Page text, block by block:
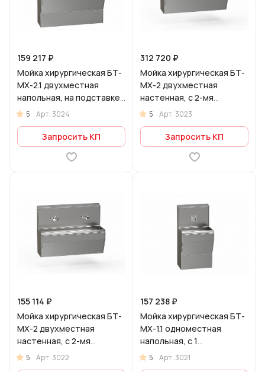
159 217 ₽
Мойка хирургическая БТ-
МХ-2.1 двухместная
напольная, на подставке,
без смесителя
5 Арт.3024
Запросить КП
312 720 ₽
Мойка хирургическая БТ-
МХ-2 двухместная
настенная, с 2-мя
бесконтактными
смесителями
5 Арт.3023
Запросить КП
155 114 ₽
Мойка хирургическая БТ-
МХ-2 двухместная
настенная, с 2-мя
локтевыми смесителями
5 Арт.3022
157 238 ₽
Мойка хирургическая БТ-
МХ-1.1 одноместная
напольная, с 1
бесконтактным
смесителем
5 Арт.3021